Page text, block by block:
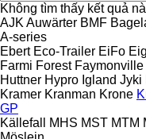
Không tìm thấy kết quả
AJK Auwärter BMF
A-series
Ebert Eco-Trailer EiFo
Farmi Forest Faymonville
Huttner Hypro Igland Jyki
Kramer Kranman Krone
GP
Källefall
MHS MST MTM